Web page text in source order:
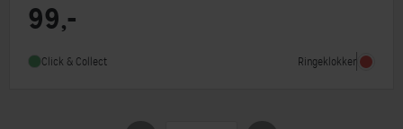
99,-
Click & Collect Ringeklokker